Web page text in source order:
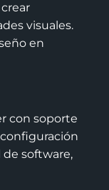
visuales.
en
con soporte
software,